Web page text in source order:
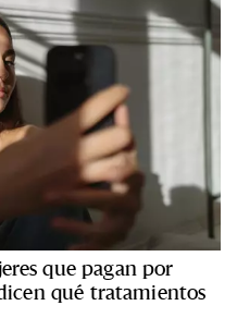
que pagan por
qué tratamientos